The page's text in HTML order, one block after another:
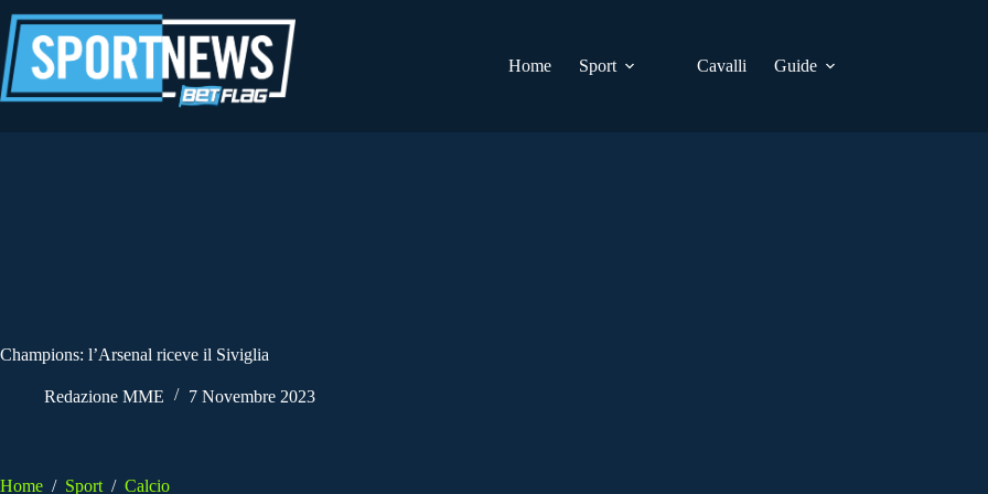
al
contenuto
Home
Sport Cavalli Guide
Champions: l’Arsenal riceve il Siviglia
Redazione MME 7 Novembre 2023
Home / Sport / Calcio